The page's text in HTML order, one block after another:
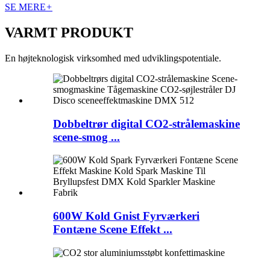
SE MERE+
VARMT PRODUKT
En højteknologisk virksomhed med udviklingspotentiale.
Dobbeltrør digital CO2-strålemaskine
scene-smog ...
600W Kold Gnist Fyrværkeri
Fontæne Scene Effekt ...